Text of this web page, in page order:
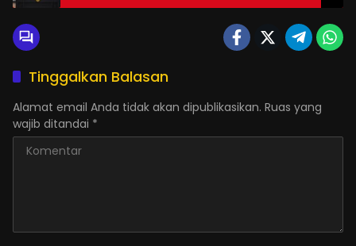
Tinggalkan Balasan
Alamat email Anda tidak akan dipublikasikan. Ruas yang
wajib ditandai *